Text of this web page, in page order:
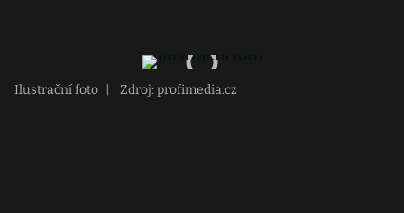
Ilustrační foto Zdroj: profimedia.cz